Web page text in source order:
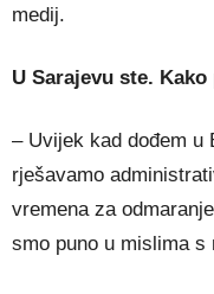
medij.
U Sarajevu ste.
– Uvijek kad dođem u
rješavamo
vremena za
smo puno u mislima s